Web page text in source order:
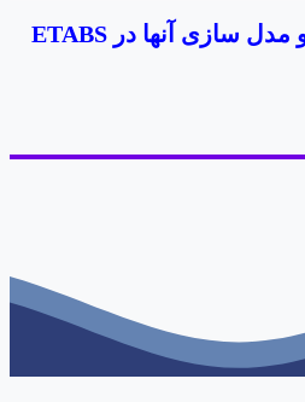
آشنایی با انواع دمپرها و مدل سازی آنها در ETABS